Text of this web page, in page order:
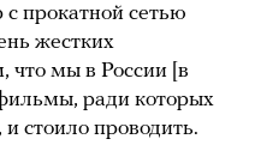
прокатной сетью
жестких
мы в России [в
ради которых
стоило проводить.